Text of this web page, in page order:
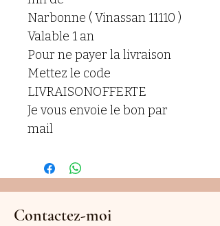
Narbonne ( Vinassan 11110 )
Valable 1 an
Pour ne payer la livraison
Mettez le code
LIVRAISONOFFERTE
Je vous envoie le bon par
mail
Contactez-moi